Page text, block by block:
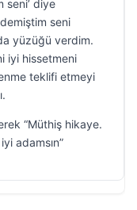
seni’ diye
demiştim seni
yüzüğü verdim.
iyi hissetmeni
teklifi etmeyi
“Müthiş hikaye.
adamsın”